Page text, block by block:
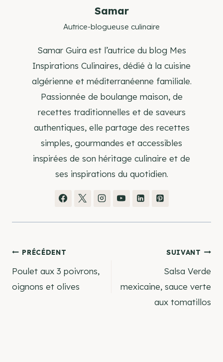
Samar
Autrice-blogueuse culinaire
Samar Guira est l’autrice du blog Mes
Inspirations Culinaires, dédié à la cuisine
algérienne et méditerranéenne familiale.
Passionnée de boulange maison, de
recettes traditionnelles et de saveurs
authentiques, elle partage des recettes
simples, gourmandes et accessibles
inspirées de son héritage culinaire et de
ses inspirations du quotidien.
Navigation
de
PRÉCÉDENT
Poulet aux 3 poivrons,
oignons et olives
SUIVANT
Salsa Verde
mexicaine, sauce verte
aux tomatillos